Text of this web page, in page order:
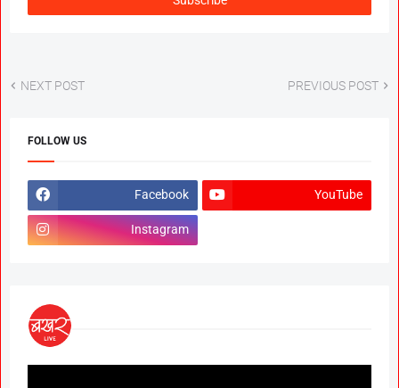
NEXT POST PREVIOUS POST
FOLLOW US
Facebook YouTube
Instagram